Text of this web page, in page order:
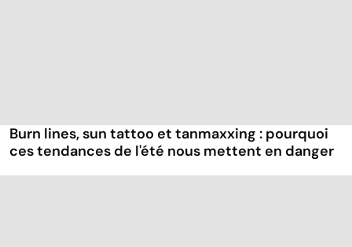
Burn lines, sun tattoo et tanmaxxing : pourquoi
ces tendances de l'été nous mettent en danger